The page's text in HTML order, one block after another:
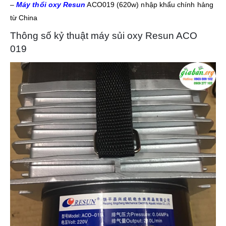
–Máy thổi oxy Resun ACO019 (620w) nhập khẩu chính hảng
từ China
Thông số kỷ thuật máy sủi oxy Resun ACO
019